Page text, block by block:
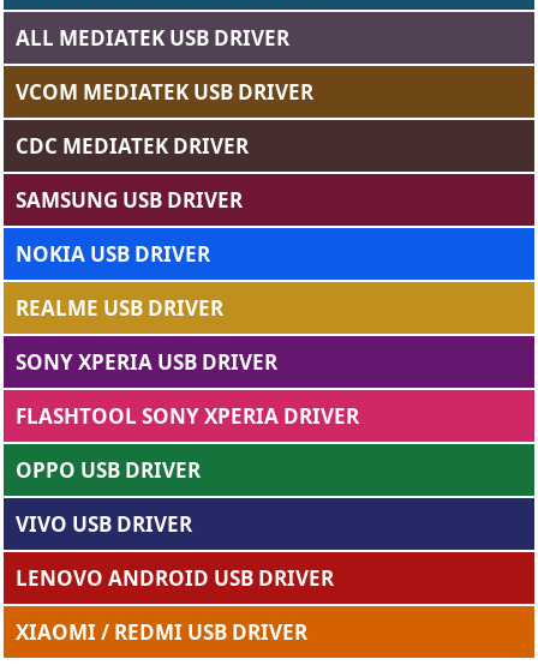
ALL MEDIATEK USB DRIVER
VCOM MEDIATEK USB DRIVER
CDC MEDIATEK DRIVER
SAMSUNG USB DRIVER
NOKIA USB DRIVER
REALME USB DRIVER
SONY XPERIA USB DRIVER
FLASHTOOL SONY XPERIA DRIVER
OPPO USB DRIVER
VIVO USB DRIVER
LENOVO ANDROID USB DRIVER
XIAOMI / REDMI USB DRIVER